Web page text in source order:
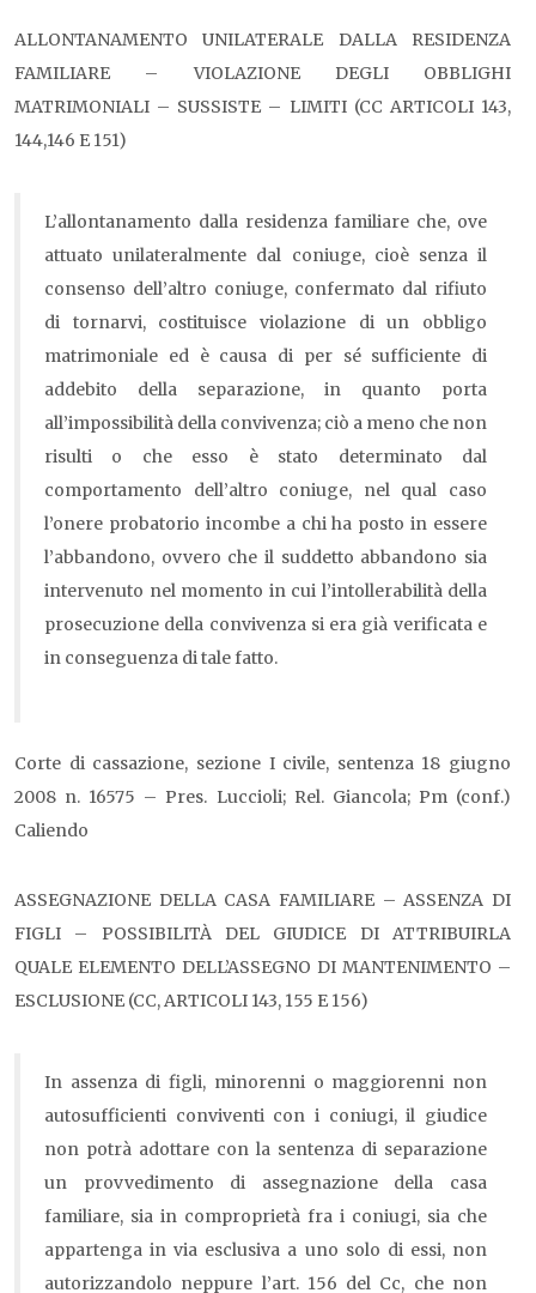
ALLONTANAMENTO UNILATERALE DALLA RESIDENZA
FAMILIARE – VIOLAZIONE DEGLI OBBLIGHI
MATRIMONIALI – SUSSISTE – LIMITI (CC ARTICOLI 143,
144,146 E 151)
L’allontanamento dalla residenza familiare che, ove
attuato unilateralmente dal coniuge, cioè senza il
consenso dell’altro coniuge, confermato dal rifiuto
di tornarvi, costituisce violazione di un obbligo
matrimoniale ed è causa di per sé sufficiente di
addebito della separazione, in quanto porta
all’impossibilità della convivenza; ciò a meno che non
risulti o che esso è stato determinato dal
comportamento dell’altro coniuge, nel qual caso
l’onere probatorio incombe a chi ha posto in essere
l’abbandono, ovvero che il suddetto abbandono sia
intervenuto nel momento in cui l’intollerabilità della
prosecuzione della convivenza si era già verificata e
in conseguenza di tale fatto.
Corte di cassazione, sezione I civile, sentenza 18 giugno
2008 n. 16575 – Pres. Luccioli; Rel. Giancola; Pm (conf.)
Caliendo
ASSEGNAZIONE DELLA CASA FAMILIARE – ASSENZA DI
FIGLI – POSSIBILITÀ DEL GIUDICE DI ATTRIBUIRLA
QUALE ELEMENTO DELL’ASSEGNO DI MANTENIMENTO –
ESCLUSIONE (CC, ARTICOLI 143, 155 E 156)
In assenza di figli, minorenni o maggiorenni non
autosufficienti conviventi con i coniugi, il giudice
non potrà adottare con la sentenza di separazione
un provvedimento di assegnazione della casa
familiare, sia in comproprietà fra i coniugi, sia che
appartenga in via esclusiva a uno solo di essi, non
autorizzandolo neppure l’art. 156 del Cc, che non